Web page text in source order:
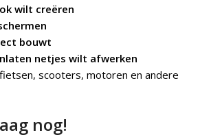
wilt creëren
bouwt
netjes wilt afwerken
scooters, motoren en andere
nog!